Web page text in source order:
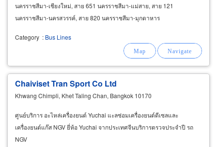
นครราชสีมา-เชียงใหม่, สาย 651 นครราชสีมา-แม่สาย, สาย 121
นครราชสีมา-นครสวรรค์, สาย 820 นครราชสีมา-มุกดาหาร
Category : Bus Lines
Chaiviset Tran Sport Co Ltd
Khwang Chimpli, Khet Taling Chan, Bangkok 10170
ศูนย์บริการ อะไหล่เครื่องยนต์ Yuchai แะลซ่อมเครื่องยนต์ดีเซลและ
เครื่องยนต์แก๊ส NGV ยี่ห้อ Yuchai จากประเทศจีนบริการตรวจประจำปี รถ
NGV